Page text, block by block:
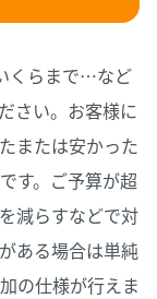
くらまで…など
さい。お客様に
または安かった
す。ご予算が超
減らすなどで対
ある場合は単純
の仕様が行えま